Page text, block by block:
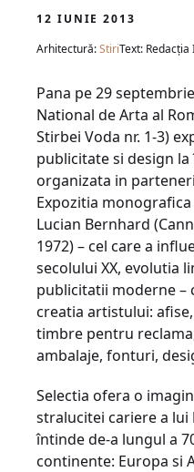
12 IUNIE 2013
Arhitectură:StiriText: Redacția
Pana pe 29
National de Arta al
Stirbei Voda nr. 1-3)
publicitate si design la
organizata in
Expozitia
Lucian Bernhard
1972) – cel care a
secolului XX, evolutia
publicitatii moderne –
creatia artistului:
timbre pentru
ambalaje, fonturi,
Selectia ofera o
stralucitei cariere a lui
întinde de-a lungul a
continente: Europa si